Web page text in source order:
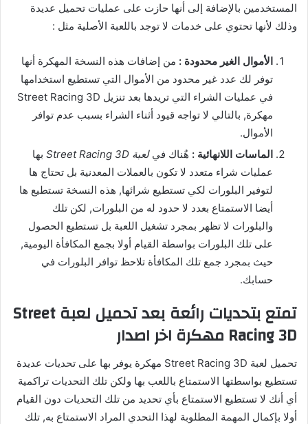
المستخدمين بالإضافة إلى أنها حازت على عمليات تحميل عديدة
وذلك لأنها تحتوي على خدمات لا توجد باللعبة الأصلية مثل :
الأموال الغير محدودة : من إضافات هذه النسخة المهكرة أنها
توفر لك عدد غير محدود من الأموال التي تستطيع استخدامها
في عمليات الشراء التي تريدها بعد تنزيل Street Racing 3D
مهكرة, بالتالي لا تواجه قيود أثناء الشراء بسبب عدم توافر
الأموال.
الماسات اللانهائية : هٌناك فيلعبة Street Racing 3D
بها
عمليات شراء متعدد لا تكون بالعملات المعدنية بل تحتاج ها
لتوفير البلورات لكي تستطيع شرائها, هذه النسخة تستطيع ها
أيضا الاستمتاع بعدد لا حدود له من البلورات, لكن تلك
والبلورات لا تظهر بمجرد تشغيل اللعبة بل تستطيع الحصول
على تلك البلورات بواسطة القيام أولا بجمع المكافأة اليومية,
حيث بمجرد جمع تلك المكافأة تلاحظ توافر البلورات في
حسابك.
تمتع بتحديات رائعة بعد تحميل لعبة Street
Racing 3D مهكرة اخر اصدار
تحميل لعبة Street Racing 3D مهكرة يوفر بها على تحديات عديدة
تستطيع بواسطتها الاستمتاع باللعب بها ولكن تلك التحديات تراكمية
أي أنك لا تستطيع الاستمتاع بأي تحديد من تلك التحديات دون القيام
أولا بإكمال المهمة المطلوبة لهذا التحدي المراد الاستمتاع به, تلك